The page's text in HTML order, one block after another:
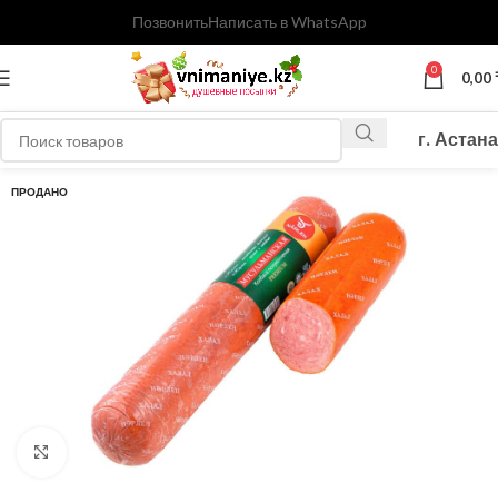
ПозвонитьНаписать в WhatsApp
0 0,00
г. Астана
ПРОДАНО
Нажмите, чтобы увеличить